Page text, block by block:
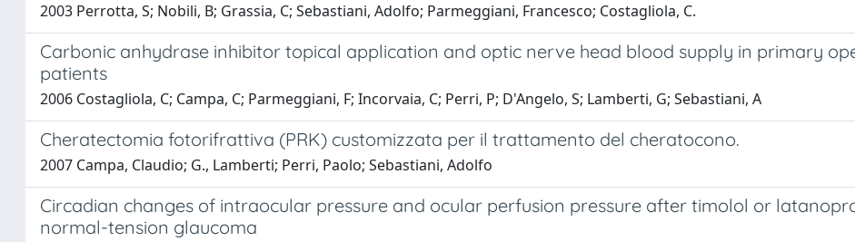
2003 Perrotta, S; Nobili, B; Grassia, C; Sebastiani, Adolfo; Parmeggiani, Francesco; Costagliola, C.
Carbonic anhydrase inhibitor topical application and optic nerve head blood supply in primary
patients
2006 Costagliola, C; Campa, C; Parmeggiani, F; Incorvaia, C; Perri, P; D'Angelo, S; Lamberti, G; Sebastiani, A
Cheratectomia fotorifrattiva (PRK) customizzata per il trattamento del cheratocono.
2007 Campa, Claudio; G., Lamberti; Perri, Paolo; Sebastiani, Adolfo
Circadian changes of intraocular pressure and ocular perfusion pressure after timolol or
normal-tension glaucoma